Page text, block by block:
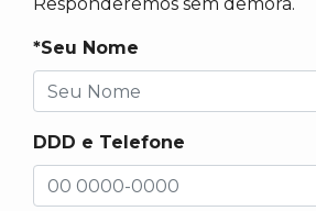
*Seu Nome
DDD e Telefone